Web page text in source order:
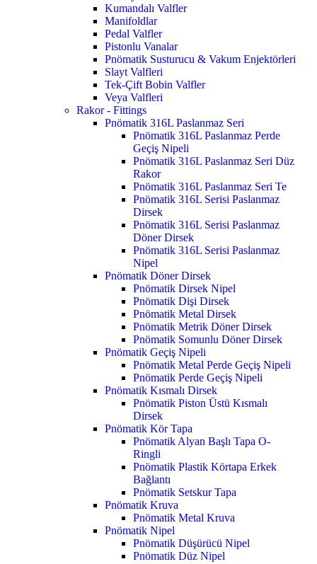
Kumandalı Valfler
Manifoldlar
Pedal Valfler
Pistonlu Vanalar
Pnömatik Susturucu & Vakum Enjektörleri
Slayt Valfleri
Tek-Çift Bobin Valfler
Veya Valfleri
Rakor - Fittings
Pnömatik 316L Paslanmaz Seri
Pnömatik 316L Paslanmaz Perde
Geçiş Nipeli
Pnömatik 316L Paslanmaz Seri Düz
Rakor
Pnömatik 316L Paslanmaz Seri Te
Pnömatik 316L Serisi Paslanmaz
Dirsek
Pnömatik 316L Serisi Paslanmaz
Döner Dirsek
Pnömatik 316L Serisi Paslanmaz
Nipel
Pnömatik Döner Dirsek
Pnömatik Dirsek Nipel
Pnömatik Dişi Dirsek
Pnömatik Metal Dirsek
Pnömatik Metrik Döner Dirsek
Pnömatik Somunlu Döner Dirsek
Pnömatik Geçiş Nipeli
Pnömatik Metal Perde Geçiş Nipeli
Pnömatik Perde Geçiş Nipeli
Pnömatik Kısmalı Dirsek
Pnömatik Piston Üstü Kısmalı
Dirsek
Pnömatik Kör Tapa
Pnömatik Alyan Başlı Tapa O-
Ringli
Pnömatik Plastik Körtapa Erkek
Bağlantı
Pnömatik Setskur Tapa
Pnömatik Kruva
Pnömatik Metal Kruva
Pnömatik Nipel
Pnömatik Düşürücü Nipel
Pnömatik Düz Nipel